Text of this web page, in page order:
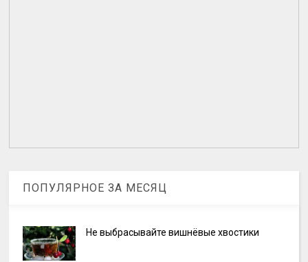
ПОПУЛЯРНОЕ ЗА МЕСЯЦ
Не выбрасывайте вишнёвые хвостики